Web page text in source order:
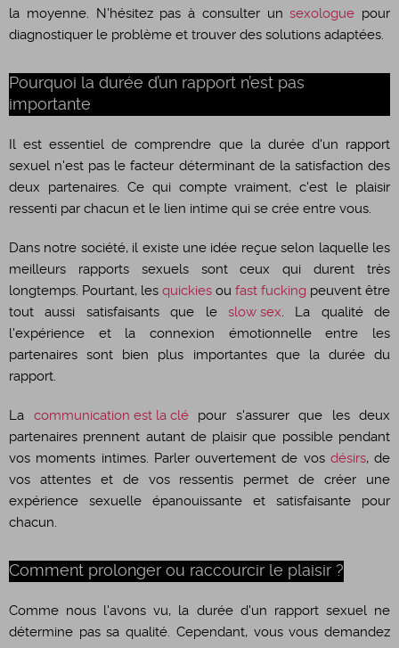
la moyenne. N'hésitez pas à consulter unsexologue pour
diagnostiquer le problème et trouver des solutions adaptées.
Pourquoi la durée d’un rapport n’est pas
importante
​Il est essentiel de comprendre que la durée d'un rapport
sexuel n'est pas le facteur déterminant de la satisfaction des
deux partenaires. Ce qui compte vraiment, c'est le plaisir
ressenti par chacun et le lien intime qui se crée entre vous.
​Dans notre société, il existe une idée reçue selon laquelle les
meilleurs rapports sexuels sont ceux qui durent très
longtemps. Pourtant, les quickies ou fast fucking peuvent être
tout aussi satisfaisants que le slow sex . La qualité de
l'expérience et la connexion émotionnelle entre les
partenaires sont bien plus importantes que la durée du
rapport.
​La communication est la clépour s'assurer que les deux
partenaires prennent autant de plaisir que possible pendant
vos moments intimes. Parler ouvertement de vos désirs, de
vos attentes et de vos ressentis permet de créer une
expérience sexuelle épanouissante et satisfaisante pour
chacun.
Comment prolonger ou raccourcir le plaisir ?
​Comme nous l'avons vu, la durée d'un rapport sexuel ne
détermine pas sa qualité. Cependant, vous vous demandez